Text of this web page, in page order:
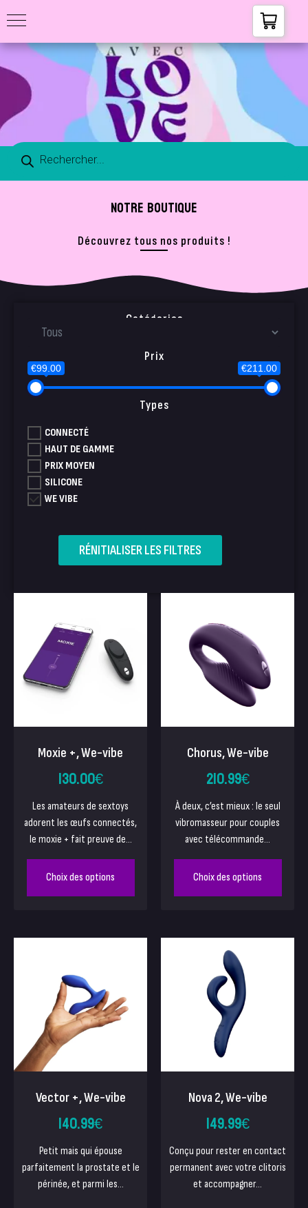
NOTRE BOUTIQUE
Découvrez tous nos produits !
Catégories
Prix
€99.00 €211.00
Types
CONNECTÉ
HAUT DE GAMME
PRIX MOYEN
SILICONE
WE VIBE
RÉNITIALISER LES FILTRES
Moxie +, We-vibe
130.00€
Les amateurs de sextoys
adorent les œufs connectés,
le moxie + fait preuve de...
Choix des options
Chorus, We-vibe
210.99€
À deux, c’est mieux : le seul
vibromasseur pour couples
avec télécommande...
Choix des options
Vector +, We-vibe
140.99€
Petit mais qui épouse
parfaitement la prostate et le
périnée, et parmi les...
Nova 2, We-vibe
149.99€
Conçu pour rester en contact
permanent avec votre clitoris
et accompagner...